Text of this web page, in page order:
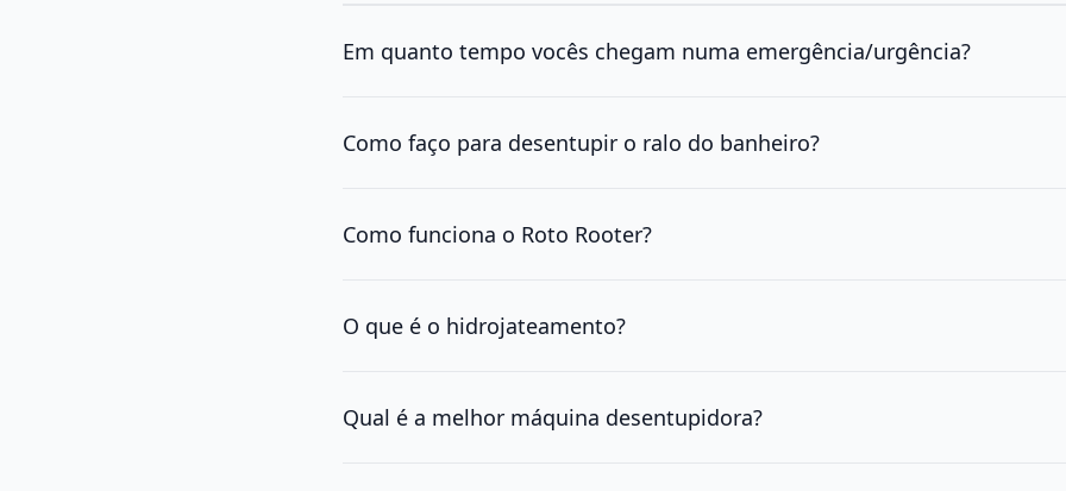
Em quanto tempo vocês chegam numa emergência/urgência?
Como faço para desentupir o ralo do banheiro?
Como funciona o Roto Rooter?
O que é o hidrojateamento?
Qual é a melhor máquina desentupidora?